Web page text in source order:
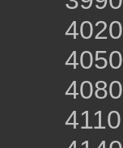
4020
4050
4080
4110